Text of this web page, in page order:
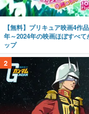
【無料】プリキュア映画4作
年～2024年の映画ほぼすべ
ップ
2